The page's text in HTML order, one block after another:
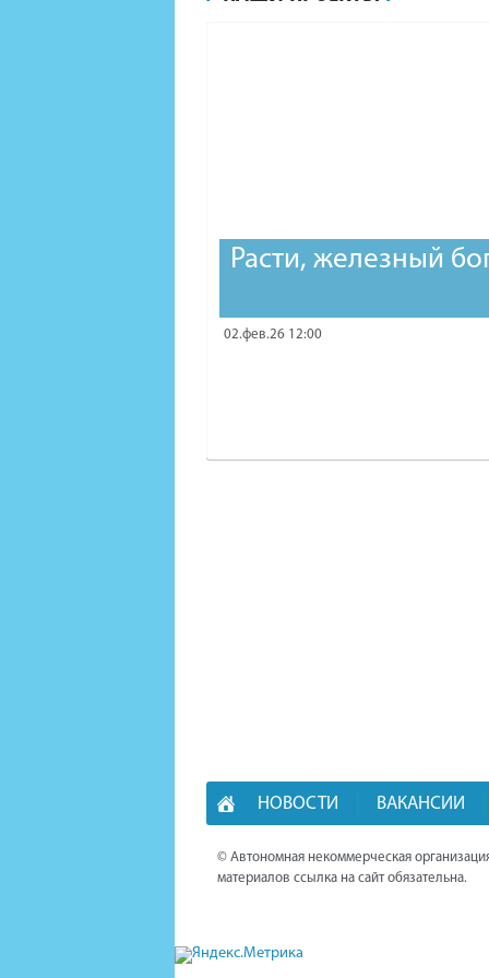
Расти, железный
02.фев.26 12:00
НОВОСТИ ВАКАНСИИ
© Автономная некоммерческая
материалов ссылка на сайт обязательна.